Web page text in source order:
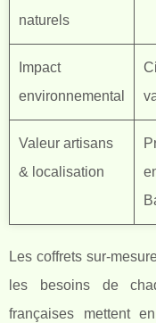
naturels
Impact
environnemental
Valeur artisans
& localisation
Les coffrets sur-
les besoins de
françaises mettent